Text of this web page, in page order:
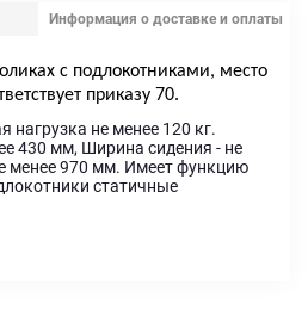
Информация о доставке и оплаты
с подлокотниками, место
приказу 70.
не менее 120 кг.
430 мм, Ширина сидения - не
менее 970 мм. Имеет функцию
статичные